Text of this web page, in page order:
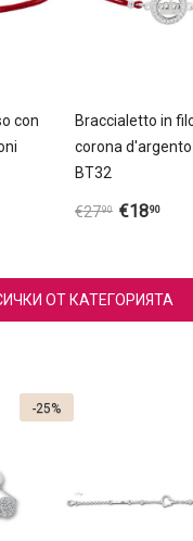
con
Braccialetto in
corona
BT32
€2790 €1890
ОТ КАТЕГОРИЯТА
-25%